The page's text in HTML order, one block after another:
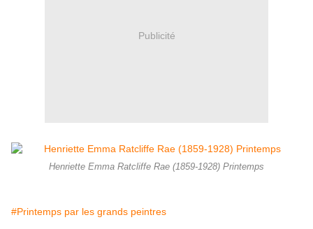
Publicité
Henriette Emma Ratcliffe Rae (1859-1928) Printemps
#Printemps par les grands peintres